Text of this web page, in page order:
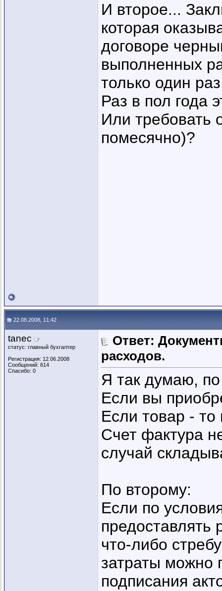
И второе...
которая
договоре
выполненных
только один
Раз в пол года
Или требовать
помесячно)?
22.08.2008, 11:42
tanec
статус: главный бухгалтер
Регистрация: 12.06.2008
Сообщений: 614
Спасибо: 0
Ответ:
расходов.
Я так думаю,
Если вы
Если товар -
Счет фактура
случай
По второму:
Если по
предоставлять
что-либо
затраты можно
подписания